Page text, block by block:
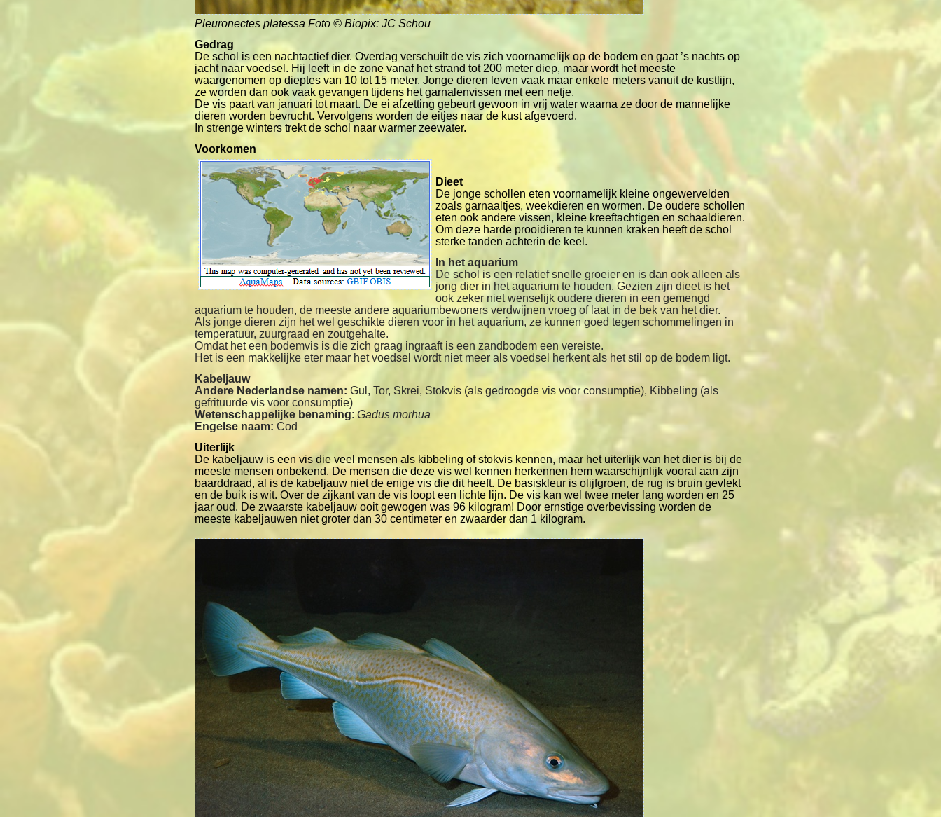
Pleuronectes platessa Foto © Biopix: JC Schou
Gedrag
De schol is een nachtactief dier. Overdag verschuilt de vis zich voornamelijk op de bodem en gaat ’s nachts op
jacht naar voedsel. Hij leeft in de zone vanaf het strand tot 200 meter diep, maar wordt het meeste
waargenomen op dieptes van 10 tot 15 meter. Jonge dieren leven vaak maar enkele meters vanuit de kustlijn,
ze worden dan ook vaak gevangen tijdens het garnalenvissen met een netje.
De vis paart van januari tot maart. De ei afzetting gebeurt gewoon in vrij water waarna ze door de mannelijke
dieren worden bevrucht. Vervolgens worden de eitjes naar de kust afgevoerd.
In strenge winters trekt de schol naar warmer zeewater.
Voorkomen
Dieet
De jonge schollen eten voornamelijk kleine ongewervelden
zoals garnaaltjes, weekdieren en wormen. De oudere schollen
eten ook andere vissen, kleine kreeftachtigen en schaaldieren.
Om deze harde prooidieren te kunnen kraken heeft de schol
sterke tanden achterin de keel.
In het aquarium
De schol is een relatief snelle groeier en is dan ook alleen als
jong dier in het aquarium te houden. Gezien zijn dieet is het
ook zeker niet wenselijk oudere dieren in een gemengd
aquarium te houden, de meeste andere aquariumbewoners verdwijnen vroeg of laat in de bek van het dier.
Als jonge dieren zijn het wel geschikte dieren voor in het aquarium, ze kunnen goed tegen schommelingen in
temperatuur, zuurgraad en zoutgehalte.
Omdat het een bodemvis is die zich graag ingraaft is een zandbodem een vereiste.
Het is een makkelijke eter maar het voedsel wordt niet meer als voedsel herkent als het stil op de bodem ligt.
Kabeljauw
Andere Nederlandse namen: Gul, Tor, Skrei, Stokvis (als gedroogde vis voor consumptie), Kibbeling (als
gefrituurde vis voor consumptie)
Wetenschappelijke benaming:Gadus morhua
Engelse naam: Cod
Uiterlijk
De kabeljauw is een vis die veel mensen als kibbeling of stokvis kennen, maar het uiterlijk van het dier is bij de
meeste mensen onbekend. De mensen die deze vis wel kennen herkennen hem waarschijnlijk vooral aan zijn
baarddraad, al is de kabeljauw niet de enige vis die dit heeft. De basiskleur is olijfgroen, de rug is bruin gevlekt
en de buik is wit. Over de zijkant van de vis loopt een lichte lijn. De vis kan wel twee meter lang worden en 25
jaar oud. De zwaarste kabeljauw ooit gewogen was 96 kilogram! Door ernstige overbevissing worden de
meeste kabeljauwen niet groter dan 30 centimeter en zwaarder dan 1 kilogram.